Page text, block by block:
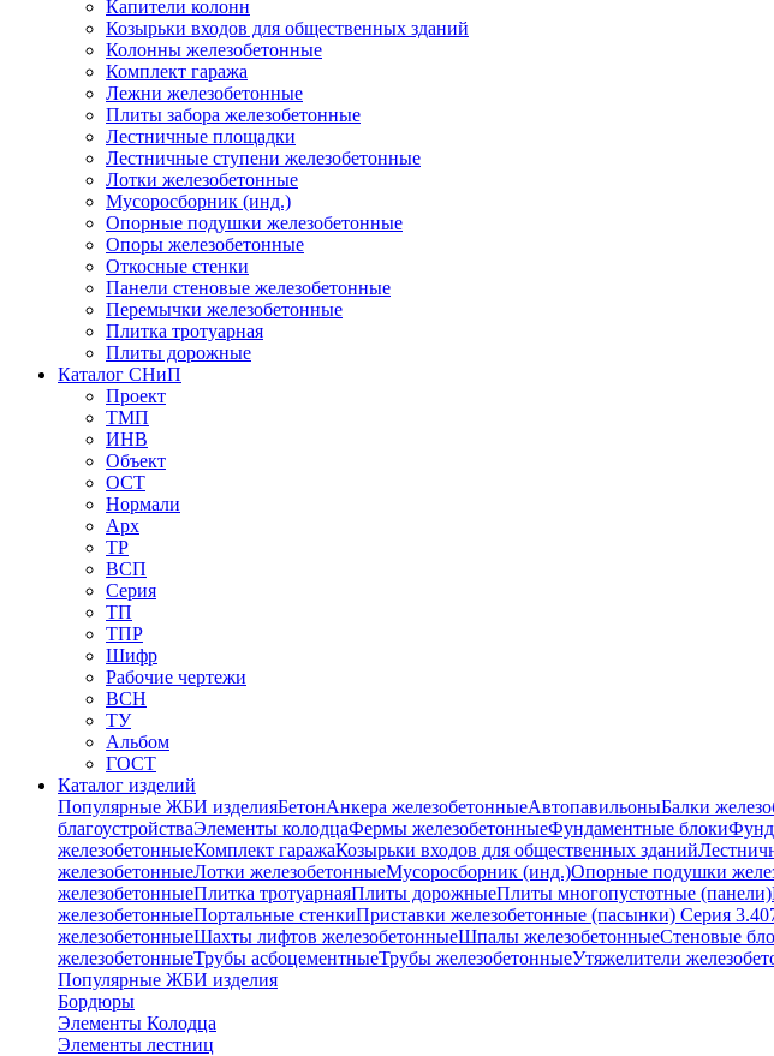
Капители колонн
Козырьки входов для общественных зданий
Колонны железобетонные
Комплект гаража
Лежни железобетонные
Плиты забора железобетонные
Лестничные площадки
Лестничные ступени железобетонные
Лотки железобетонные
Мусоросборник (инд.)
Опорные подушки железобетонные
Опоры железобетонные
Откосные стенки
Панели стеновые железобетонные
Перемычки железобетонные
Плитка тротуарная
Плиты дорожные
Каталог СНиП
Проект
ТМП
ИНВ
Объект
ОСТ
Нормали
Арх
ТР
ВСП
Серия
ТП
ТПР
Шифр
Рабочие чертежи
ВСН
ТУ
Альбом
ГОСТ
Каталог изделий
Популярные ЖБИ изделияБетонАнкера железобетонныеАвтопавильоныБалки
благоустройстваЭлементы колодцаФермы железобетонныеФундаментные блоки
железобетонныеКомплект гаражаКозырьки входов для общественных зданий
железобетонныеЛотки железобетонныеМусоросборник (инд.)Опорные подушки
железобетонныеПлитка тротуарнаяПлиты дорожныеПлиты многопустотные (панели)
железобетонныеПортальные стенкиПриставки железобетонные (пасынки) Серия
железобетонныеШахты лифтов железобетонныеШпалы железобетонныеСтеновые
железобетонныеТрубы асбоцементныеТрубы железобетонныеУтяжелители
Популярные ЖБИ изделия
Бордюры
Элементы Колодца
Элементы лестниц